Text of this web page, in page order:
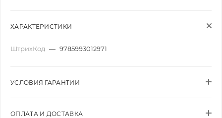
ХАРАКТЕРИСТИКИ
ШтрихКод — 9785993012971
УСЛОВИЯ ГАРАНТИИ
ОПЛАТА И ДОСТАВКА